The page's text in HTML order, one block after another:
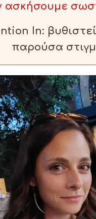
ασκήσουμε
In:
παρούσα